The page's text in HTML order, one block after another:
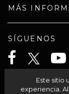
MÁS
SÍGUENOS
CELTA
Este sitio
experiencia.